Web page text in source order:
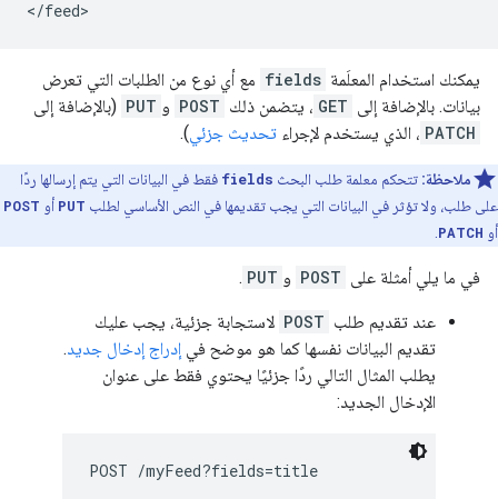
يمكنك استخدام المعلَمة fields مع أي نوع من الطلبات التي تعرض
بيانات. بالإضافة إلى GET ، يتضمن ذلك POST و PUT (بالإضافة إلى
PATCH ، الذي يستخدم لإجراء تحديث جزئي).
ملاحظة: تتحكم معلمة طلب البحث fields فقط في البيانات التي يتم إرسالها ردًا
على طلب، ولا تؤثر في البيانات التي يجب تقديمها في النص الأساسي لطلب PUT أو POST
أو PATCH
في ما يلي أمثلة على POST و PUT
.
عند تقديم طلب POST لاستجابة جزئية، يجب عليك
تقديم البيانات نفسها كما هو موضح في إدراج إدخال جديد.
يطلب المثال التالي ردًا جزئيًا يحتوي فقط على عنوان
الإدخال الجديد:
POST /myFeed?fields=title